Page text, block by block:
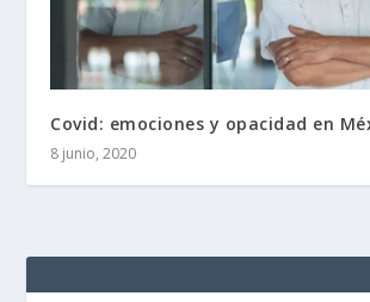
Covid: emociones y opacidad en
8 junio, 2020